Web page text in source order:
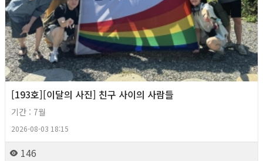
[193호][이달의 사진] 친구 사이의 사람들
기간 : 7월
2026-08-03 18:15
146